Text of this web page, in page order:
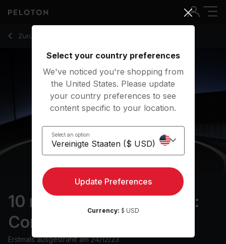
Zurück zu Kraftkurse
Zurück
10 min Resistance Bands:
Core
Erstmals ausgestrahlt am24/12/23
10 Min Resistance Bands: Core with Plank T Rotation -
Select your country preferences
We've noticed you're shopping from
the United States. Please update
your country preferences to see
content specific to your location.
Select an option
Update Preferences
Currency: $ USD